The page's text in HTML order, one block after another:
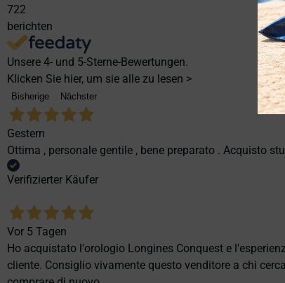
722
berichten
Unsere 4- und 5-Sterne-Bewertungen.
Klicken Sie hier, um sie alle zu lesen >
Bisherige Nächster
Gestern
Ottima , personale gentile , bene preparato . Acquisto
Verifizierter Käufer
Vor 5 Tagen
Ho acquistato l'orologio Longines Conquest e
cliente. Consiglio vivamente questo venditore a chi